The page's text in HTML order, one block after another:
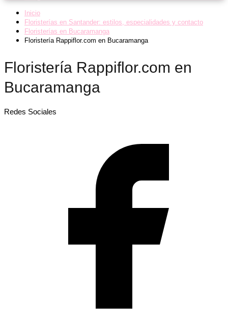
Inicio
Floristerías en Santander: estilos, especialidades y contacto
Floristerías en Bucaramanga
Floristería Rappiflor.com en Bucaramanga
Floristería Rappiflor.com en
Bucaramanga
Redes Sociales